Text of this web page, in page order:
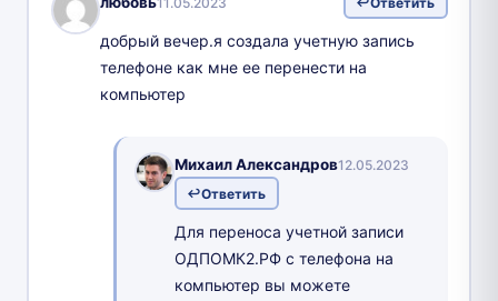
добрый вечер.я создала учетную запись
телефоне как мне ее перенести на
компьютер
Михаил Александров12.05.2023
Ответить
Для переноса учетной записи
ОДПОМК2.РФ с телефона на
компьютер вы можете